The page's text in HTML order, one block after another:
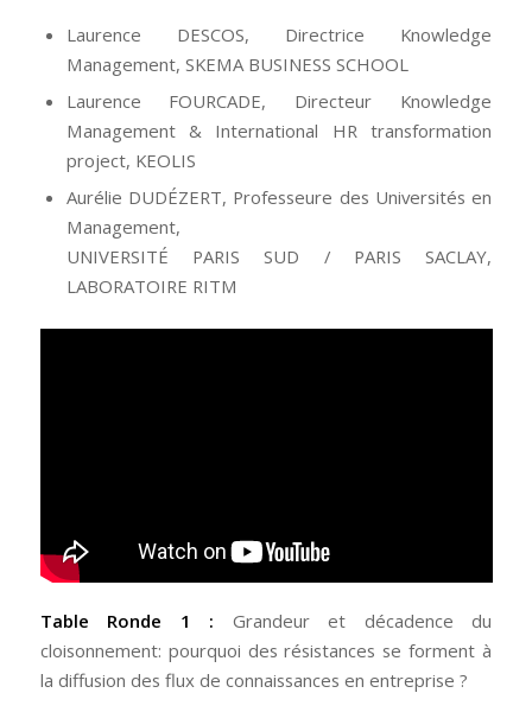
Laurence DESCOS, Directrice Knowledge
Management, SKEMA BUSINESS SCHOOL
Laurence FOURCADE, Directeur Knowledge
Management & International HR transformation
project, KEOLIS
Aurélie DUDÉZERT, Professeure des Universités en
Management,
UNIVERSITÉ PARIS SUD / PARIS SACLAY,
LABORATOIRE RITM
Table Ronde 1 : Grandeur et décadence du
cloisonnement: pourquoi des résistances se forment à
la diffusion des flux de connaissances en entreprise ?